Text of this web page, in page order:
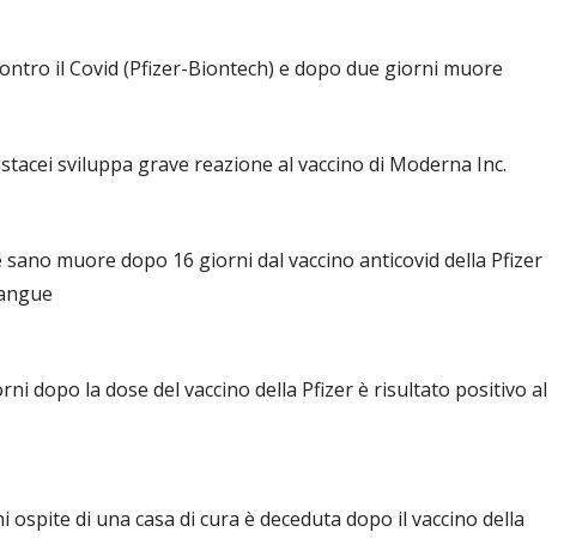
il Covid (Pfizer-Biontech) e dopo due giorni muore
sviluppa grave reazione al vaccino di Moderna Inc.
muore dopo 16 giorni dal vaccino anticovid della Pfizer
dopo la dose del vaccino della Pfizer è risultato positivo al
ospite di una casa di cura è deceduta dopo il vaccino della